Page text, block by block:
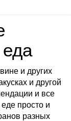
и других
и другой
и все
просто и
разных